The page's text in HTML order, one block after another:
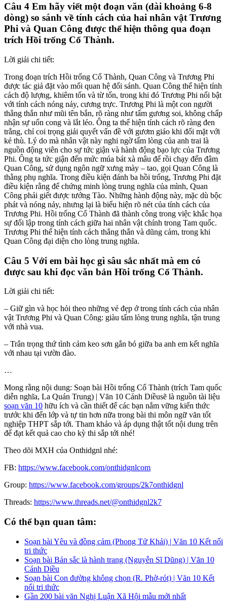
Câu 4 Em hãy viết một đoạn văn (dài khoảng 6-8
dòng) so sánh về tính cách của hai nhân vật Trương
Phi và Quan Công được thể hiện thông qua đoạn
trích Hồi trống Cổ Thành.
Lời giải chi tiết:
Trong đoạn trích Hồi trống Cổ Thành, Quan Công và Trương Phi
được tác giả đặt vào mối quan hệ đối sánh. Quan Công thể hiện tính
cách độ lượng, khiêm tốn và từ tốn, trong khi đó Trương Phi nổi bật
với tính cách nóng nảy, cương trực. Trương Phi là một con người
thẳng thắn như mũi tên bắn, rõ ràng như tấm gương soi, không chấp
nhận sự uốn cong và lắt léo. Ông ta thể hiện tính cách rõ ràng đen
trắng, chỉ coi trọng giải quyết vấn đề với gươm giáo khi đối mặt với
kẻ thù. Lý do mà nhân vật này nghi ngờ tấm lòng của anh trai là
nguồn động viên cho sự tức giận và hành động bạo lực của Trương
Phi. Ông ta tức giận đến mức múa bát xà mâu để rồi chạy đến đâm
Quan Công, sử dụng ngôn ngữ xưng mày – tao, gọi Quan Công là
thằng phụ nghĩa. Trong điều kiện đánh ba hồi trống, Trương Phi đặt
điều kiện rằng để chứng minh lòng trung nghĩa của mình, Quan
Công phải giết được tướng Tào. Những hành động này, mặc dù bộc
phát và nóng nảy, nhưng lại là biểu hiện rõ nét của tính cách của
Trương Phi. Hồi trống Cổ Thành đã thành công trong việc khắc họa
sự đối lập trong tính cách giữa hai nhân vật chính trong Tam quốc.
Trương Phi thể hiện tính cách thẳng thắn và dũng cảm, trong khi
Quan Công đại diện cho lòng trung nghĩa.
Câu 5 Với em bài học gì sâu sắc nhất mà em có
được sau khi đọc văn bản Hồi trống Cổ Thành.
Lời giải chi tiết:
– Giữ gìn và học hỏi theo những vẻ đẹp ở trong tính cách của nhân
vật Trương Phi và Quan Công: giàu tấm lòng trung nghĩa, tận trung
với nhà vua.
– Trân trọng thứ tình cảm keo sơn gắn bó giữa ba anh em kết nghĩa
với nhau tại vườn đào.
…
Mong rằng nội dung: Soạn bài Hồi trống Cổ Thành (trích Tam quốc
diễn nghĩa, La Quán Trung) | Văn 10 Cánh Diềusẽ là nguồn tài liệu
soạn văn 10 hữu ích và cần thiết để các bạn nắm vững kiến thức
trước khi đến lớp và tự tin hơn nữa trong bài thi môn ngữ văn tốt
nghiệp THPT sắp tới. Tham khảo và áp dụng thật tốt nội dung trên
để đạt kết quả cao cho kỳ thi sắp tới nhé!
Theo dõi MXH của Onthidgnl nhé:
FB: https://www.facebook.com/onthidgnlcom
Group: https://www.facebook.com/groups/2k7onthidgnl
Threads: https://www.threads.net/@onthidgnl2k7
Có thể bạn quan tâm:
Soạn bài Yêu và đồng cảm (Phong Tử Khải) | Văn 10 Kết nối
tri thức
Soạn bài Bản sắc là hành trang (Nguyễn Sĩ Dũng) | Văn 10
Cánh Diều
Soạn bài Con đường không chọn (R. Phờ-rót) | Văn 10 Kết
nối tri thức
Gần 200 bài văn Nghị Luận Xã Hội mẫu mới nhất